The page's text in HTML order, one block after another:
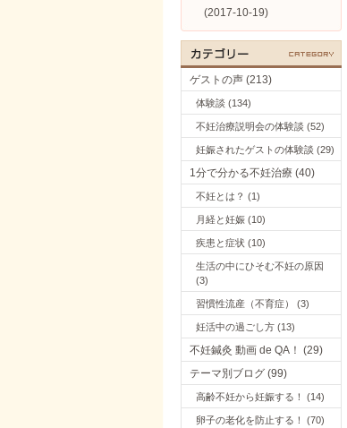
(2017-10-19)
ゲストの声 (213)
体験談 (134)
不妊治療説明会の体験談 (52)
妊娠されたゲストの体験談 (29)
1分で分かる不妊治療 (40)
不妊とは？ (1)
月経と妊娠 (10)
疾患と症状 (10)
生活の中にひそむ不妊の原因
(3)
習慣性流産（不育症） (3)
妊活中の過ごし方 (13)
不妊鍼灸 動画 de QA！ (29)
テーマ別ブログ (99)
高齢不妊から妊娠する！ (14)
卵子の老化を防止する！ (70)